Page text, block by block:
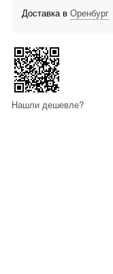
Доставка в Оренбург
Нашли дешевле?